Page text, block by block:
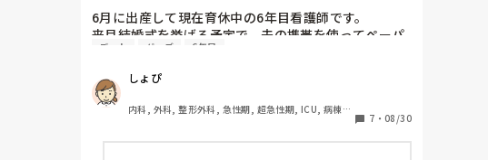
の人に出会った、などのエピソードがありましたら是
非お聞かせください。
今後は、就職して環境が変わればもしかしたら出会いが
あるかも、何かの拍子に先輩とばったり会うかもって考
えてます。
助けになれればいいなと思っています。
6月に出産して現在育休中の6年目看護師です。
来月結婚式を挙げる予定で、夫の携帯を使ってペーパ
ーアイテムなどの準備を進めていたところ、知らない
見てはいけないと思いつつも、気になって内容をみる
とキャバ嬢とのLINEでした。まあキャバクラに行くこ
と自体はなんとも思いませんが、内容が腹立つもの
で、どうやら既婚で子供が産まれたことを隠して連絡
デート グッズ 6年目
しょぴ
内科, 外科, 整形外科, 急性期, 超急性期, ICU, 病棟,
7 ・ 08/30